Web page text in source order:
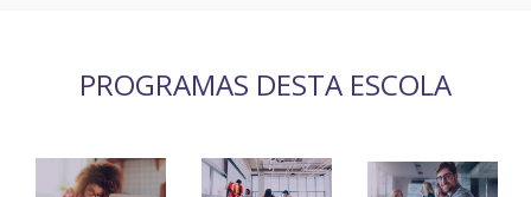
PROGRAMAS DESTA ESCOLA